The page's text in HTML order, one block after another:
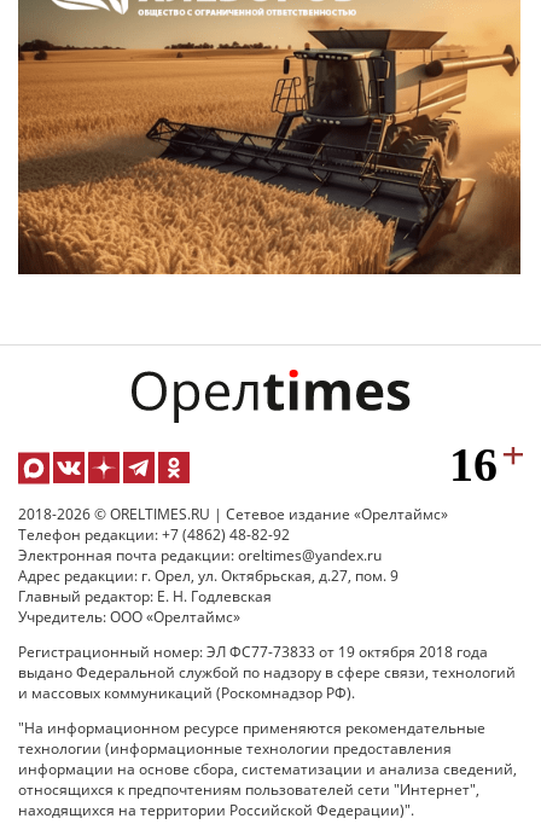
2018-2026 © ORELTIMES.RU | Сетевое издание «Орелтаймс»
Телефон редакции: +7 (4862) 48-82-92
Электронная почта редакции: oreltimes@yandex.ru
Адрес редакции: г. Орел, ул. Октябрьская, д.27, пом. 9
Главный редактор: Е. Н. Годлевская
Учредитель: ООО «Орелтаймс»
Регистрационный номер: ЭЛ ФС77-73833 от 19 октября 2018 года
выдано Федеральной службой по надзору в сфере связи, технологий
и массовых коммуникаций (Роскомнадзор РФ).
"На информационном ресурсе применяются рекомендательные
технологии (информационные технологии предоставления
информации на основе сбора, систематизации и анализа сведений,
относящихся к предпочтениям пользователей сети "Интернет",
находящихся на территории Российской Федерации)".